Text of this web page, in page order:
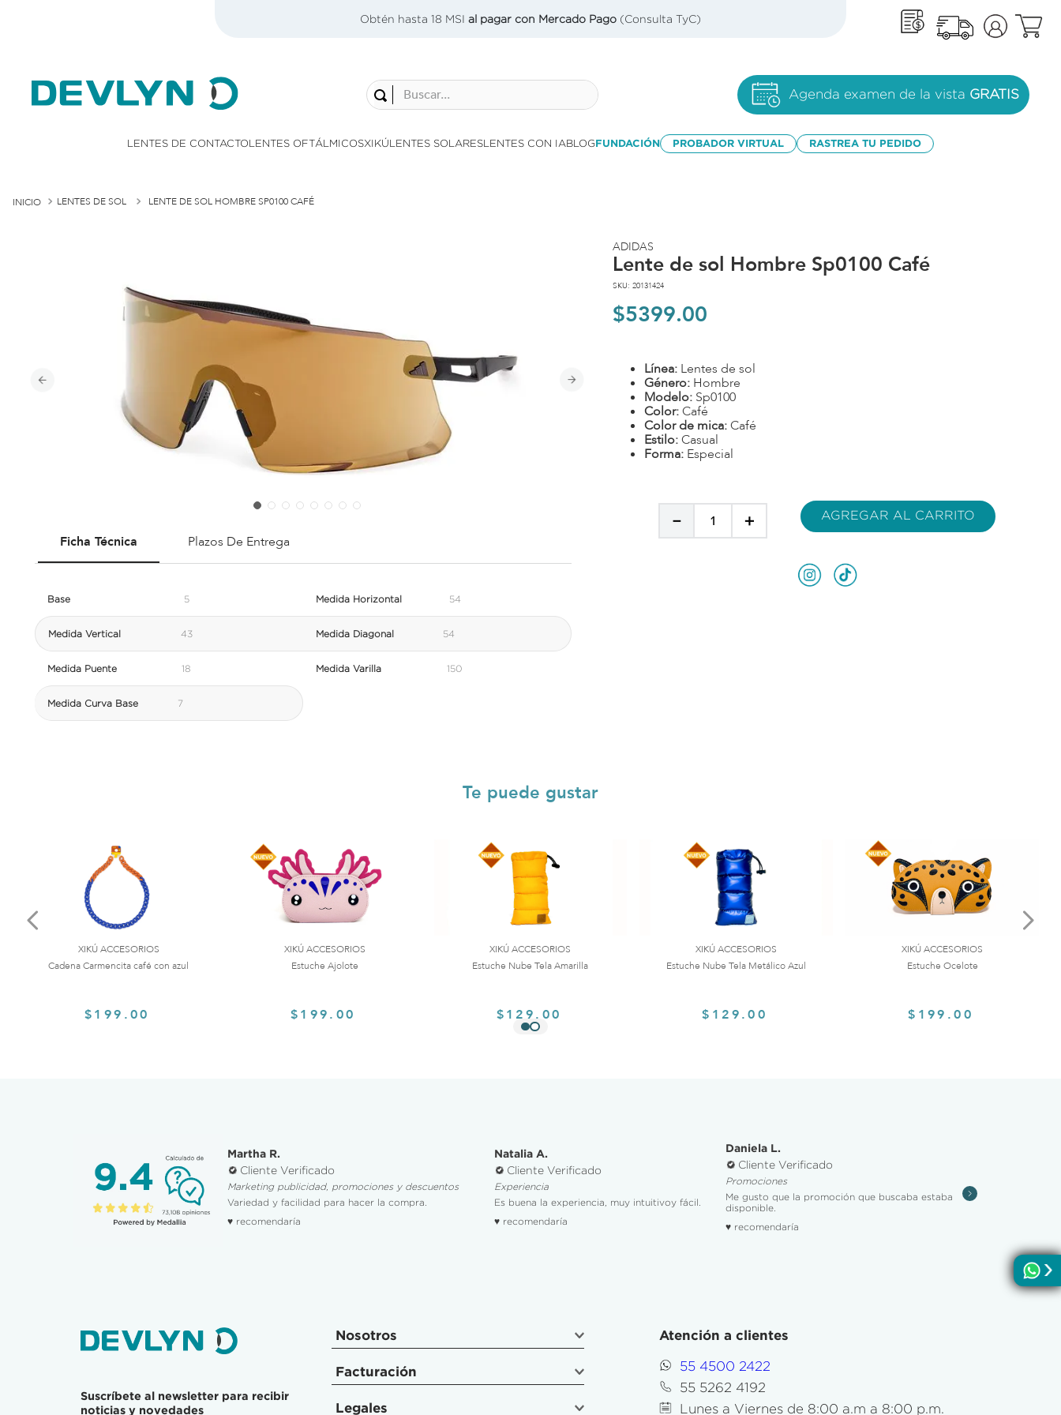
Obtén hasta 18 MSI al pagar con Mercado Pago (Consulta TyC)
Buscar...
Agenda examen de la vista GRATIS
LENTES DE CONTACTOLENTES OFTÁLMICOSXIKÚLENTES SOLARESLENTES CON IABLOGFUNDACIÓN PROBADOR VIRTUAL RASTREA TU PEDIDO
LENTES DE SOL LENTE DE SOL HOMBRE SP0100 CAFÉ
Ficha Técnica Plazos De Entrega
Base 5 Medida Horizontal 54
Medida Vertical 43 Medida Diagonal 54
Medida Puente 18 Medida Varilla 150
Medida Curva Base 7
ADIDAS
Lente de sol Hombre Sp0100 Café
SKU: 20131424
$5399.00
Línea: Lentes de sol
Género: Hombre
Modelo: Sp0100
Color:Café
Color de mica:Café
Estilo:Casual
Forma: Especial
＋
－ AGREGAR AL CARRITO
Te puede gustar
XIKÚ ACCESORIOS
Cadena Carmencita café con azul
$199.00
XIKÚ ACCESORIOS
Estuche Ajolote
$199.00
XIKÚ ACCESORIOS
Estuche Nube Tela Amarilla
$129.00
XIKÚ ACCESORIOS
Estuche Nube Tela Metálico Azul
$129.00
XIKÚ ACCESORIOS
Estuche Ocelote
$199.00
Martha R.
Cliente Verificado
Marketing publicidad, promociones y descuentos
Variedad y facilidad para hacer la compra.
♥ recomendaría
Natalia A.
Cliente Verificado
Experiencia
Es buena la experiencia, muy intuitivoy fácil.
♥ recomendaría
Daniela L.
Cliente Verificado
Promociones
Me gusto que la promoción que buscaba estaba
disponible.
♥ recomendaría
Suscríbete al newsletter para recibir
noticias y novedades
Nosotros
Facturación
Legales
Atención a clientes
55 4500 2422
55 5262 4192
Lunes a Viernes de 8:00 a.m a 8:00 p.m.